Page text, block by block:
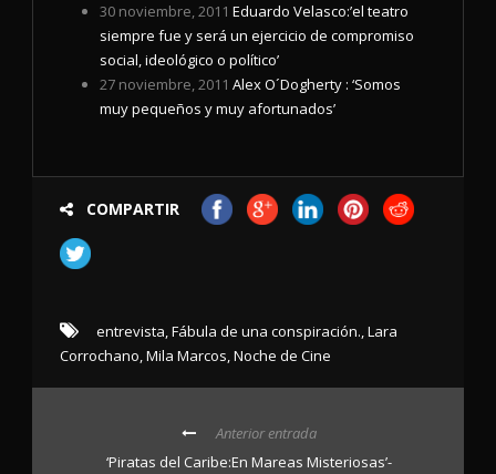
30 noviembre, 2011 Eduardo Velasco:’el teatro
siempre fue y será un ejercicio de compromiso
27 noviembre, 2011 Alex O´Dogherty : ‘Somos
muy pequeños y muy afortunados’
COMPARTIR
entrevista,Fábula de una conspiración.,Lara
Corrochano,Mila Marcos,Noche de Cine
Anterior entrada
‘Piratas del Caribe:En Mareas Misteriosas’-